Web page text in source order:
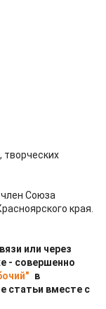
Союза
края.
или через
- совершенно
в
статьи вместе с